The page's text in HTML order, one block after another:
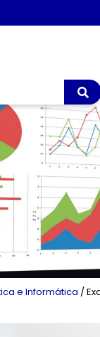
e Informática /